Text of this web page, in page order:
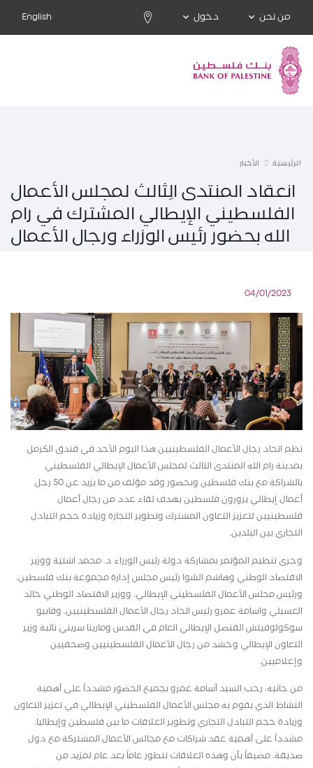
من نحن دخول English
الرئيسية الأخبار
انعقاد المنتدى الِثالث لمجلس الأعمال
الفلسطيني الإيطالي المشترك في رام
الله بحضور رئيس الوزراء ورجال الأعمال
04/01/2023
نظم اتحاد رجال الأعمال الفلسطينيين هذا اليوم الأحد في فندق الكرمل
بمدينة رام الله المنتدى الثالث لمجلس الأعمال الإيطالي الفلسطيني
بالشراكة مع بنك فلسطين وبحصور وفد مؤلف من ما يزيد عن 50 رجل
أعمال إيطالي يزورون فلسطين بهدف لقاء عدد من رجال أعمال
فلسطينيين لتعزيز التعاون المشترك وتطوير التجارة وزيادة حجم التبادل
التجاري بين البلدين.
وجرى تنظيم المؤتمر بمشاركة دولة رئيس الوزراء د. محمد اشتية ووزير
الاقتصاد الوطني وهاشم الشوا رئيس مجلس إدارة مجموعة بنك فلسطين،
ورئيس مجلس الأعمال الفلسطيني الإيطالي، ووزير الاقتصاد الوطني خالد
العسيلي واسامة عمرو رئيس اتحاد رجال الأعمال الفلسطينيين، وفابيو
سوكولوفيتش القنصل الإيطالي العام في القدس ومارينا سريني نائبة وزير
التعاون الإيطالي وحشد من رجال الأعمال الفلسطينيين وصحفيين
وإعلاميين.
من جانبه، رحب السيد أسامة عمرو بجميع الحضور مشدداً على أهمية
النشاط الذي يقوم به مجلس الأعمال الفلسطيني الإيطالي في تعزيز التعاون
وزيادة حجم التبادل التجاري وتطوير العلاقات ما بين فلسطين وإيطاليا.
مشدداً على أهمية عقد شراكات مع مجالس الأعمال المشتركة مع دول
صديقة، مضيفاً بأن وهذه العلاقات تتطور عاماً بعد عام لمزيد من